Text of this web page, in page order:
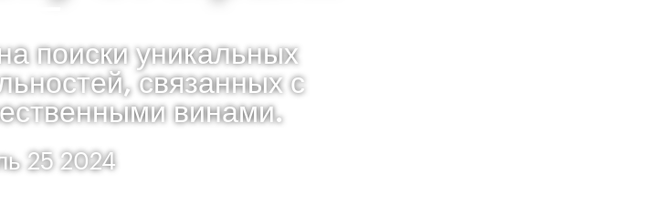
поиски уникальных
связанных с
винами.
25 2024